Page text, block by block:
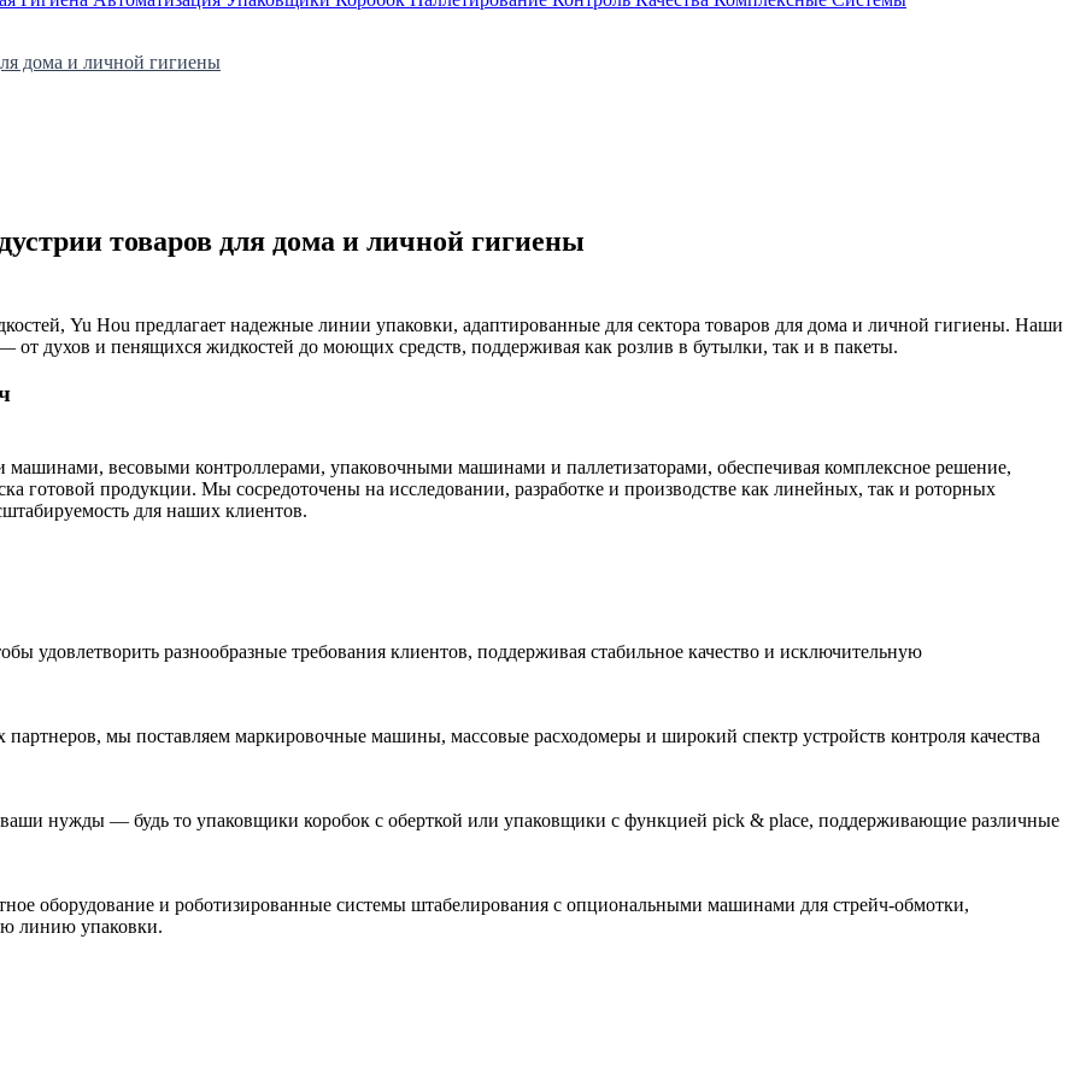
дома и личной гигиены
товаров для дома и личной гигиены
Yu Hou предлагает надежные линии упаковки, адаптированные для сектора товаров для дома и личной гигиены. Наши
духов и пенящихся жидкостей до моющих средств, поддерживая как розлив в бутылки, так и в пакеты.
весовыми контроллерами, упаковочными машинами и паллетизаторами, обеспечивая комплексное решение,
готовой продукции. Мы сосредоточены на исследовании, разработке и производстве как линейных, так и роторных
для наших клиентов.
удовлетворить разнообразные требования клиентов, поддерживая стабильное качество и исключительную
мы поставляем маркировочные машины, массовые расходомеры и широкий спектр устройств контроля качества
нужды — будь то упаковщики коробок с оберткой или упаковщики с функцией pick & place, поддерживающие различные
оборудование и роботизированные системы штабелирования с опциональными машинами для стрейч-обмотки,
линию упаковки.